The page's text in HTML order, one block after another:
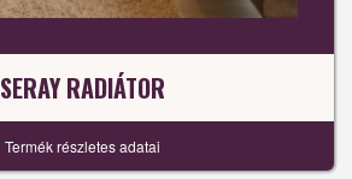
SERAY RADIÁTOR
Termék részletes adatai